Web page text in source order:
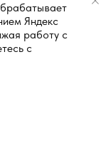
Яндекс
работу с
с